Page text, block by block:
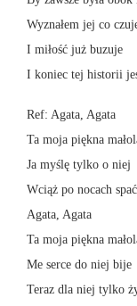
Wyznałem jej co
I miłość już buzuje
I koniec tej historii
Ref: Agata, Agata
Ta moja piękna
Ja myślę tylko o niej
Wciąż po nocach
Agata, Agata
Ta moja piękna
Me serce do niej bije
Teraz dla niej tylko